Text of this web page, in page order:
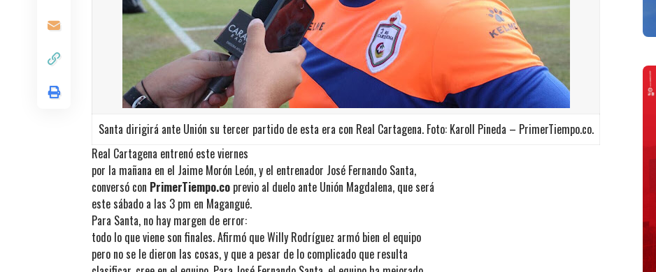
Santa dirigirá ante Unión su tercer partido de esta era con Real Cartagena. Foto: Karoll Pineda – PrimerTiempo.co.
Real Cartagena entrenó este viernes
por la mañana en el Jaime Morón León, y el entrenador José Fernando Santa,
conversó con PrimerTiempo.co previo al duelo ante Unión Magdalena, que será
este sábado a las 3 pm en Magangué.
Para Santa, no hay margen de error:
todo lo que viene son finales. Afirmó que Willy Rodríguez armó bien el equipo
pero no se le dieron las cosas, y que a pesar de lo complicado que resulta